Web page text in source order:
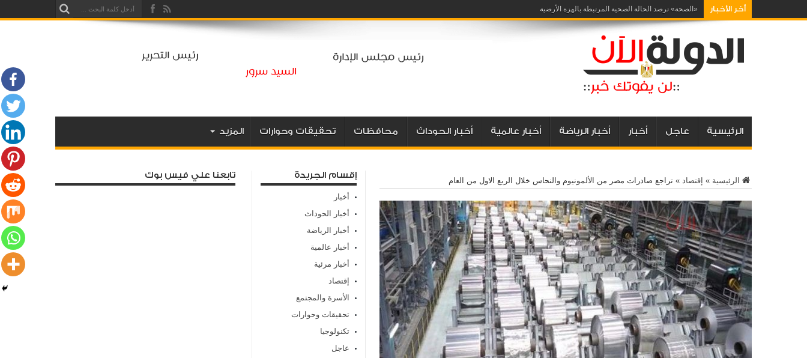
أخر الأخبار إرشادات صحية هامة للتعامل م
الرئيسية عاجل أخبار أخبار الرياضة أخبار عالمية أخبار الحوداث محافظات تحقيقات وحوارات المزيد
الرئيسية » إقتصاد » تراجع صادرات مصر من الألمونيوم والنحاس خلال الربع الاول من العام
إقسام الجريدة
أخبار
أخبار الحوداث
أخبار الرياضة
أخبار عالمية
أخبار مرئية
إقتصاد
الأسرة والمجتمع
تحقيقات وحوارات
تكنولوجيا
عاجل
تابعنا علي فيس بوك